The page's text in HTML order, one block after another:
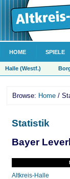
HOME SPIELE
Halle (Westf.)
Browse: Home /
Statistik
Bayer
Altkreis-Halle